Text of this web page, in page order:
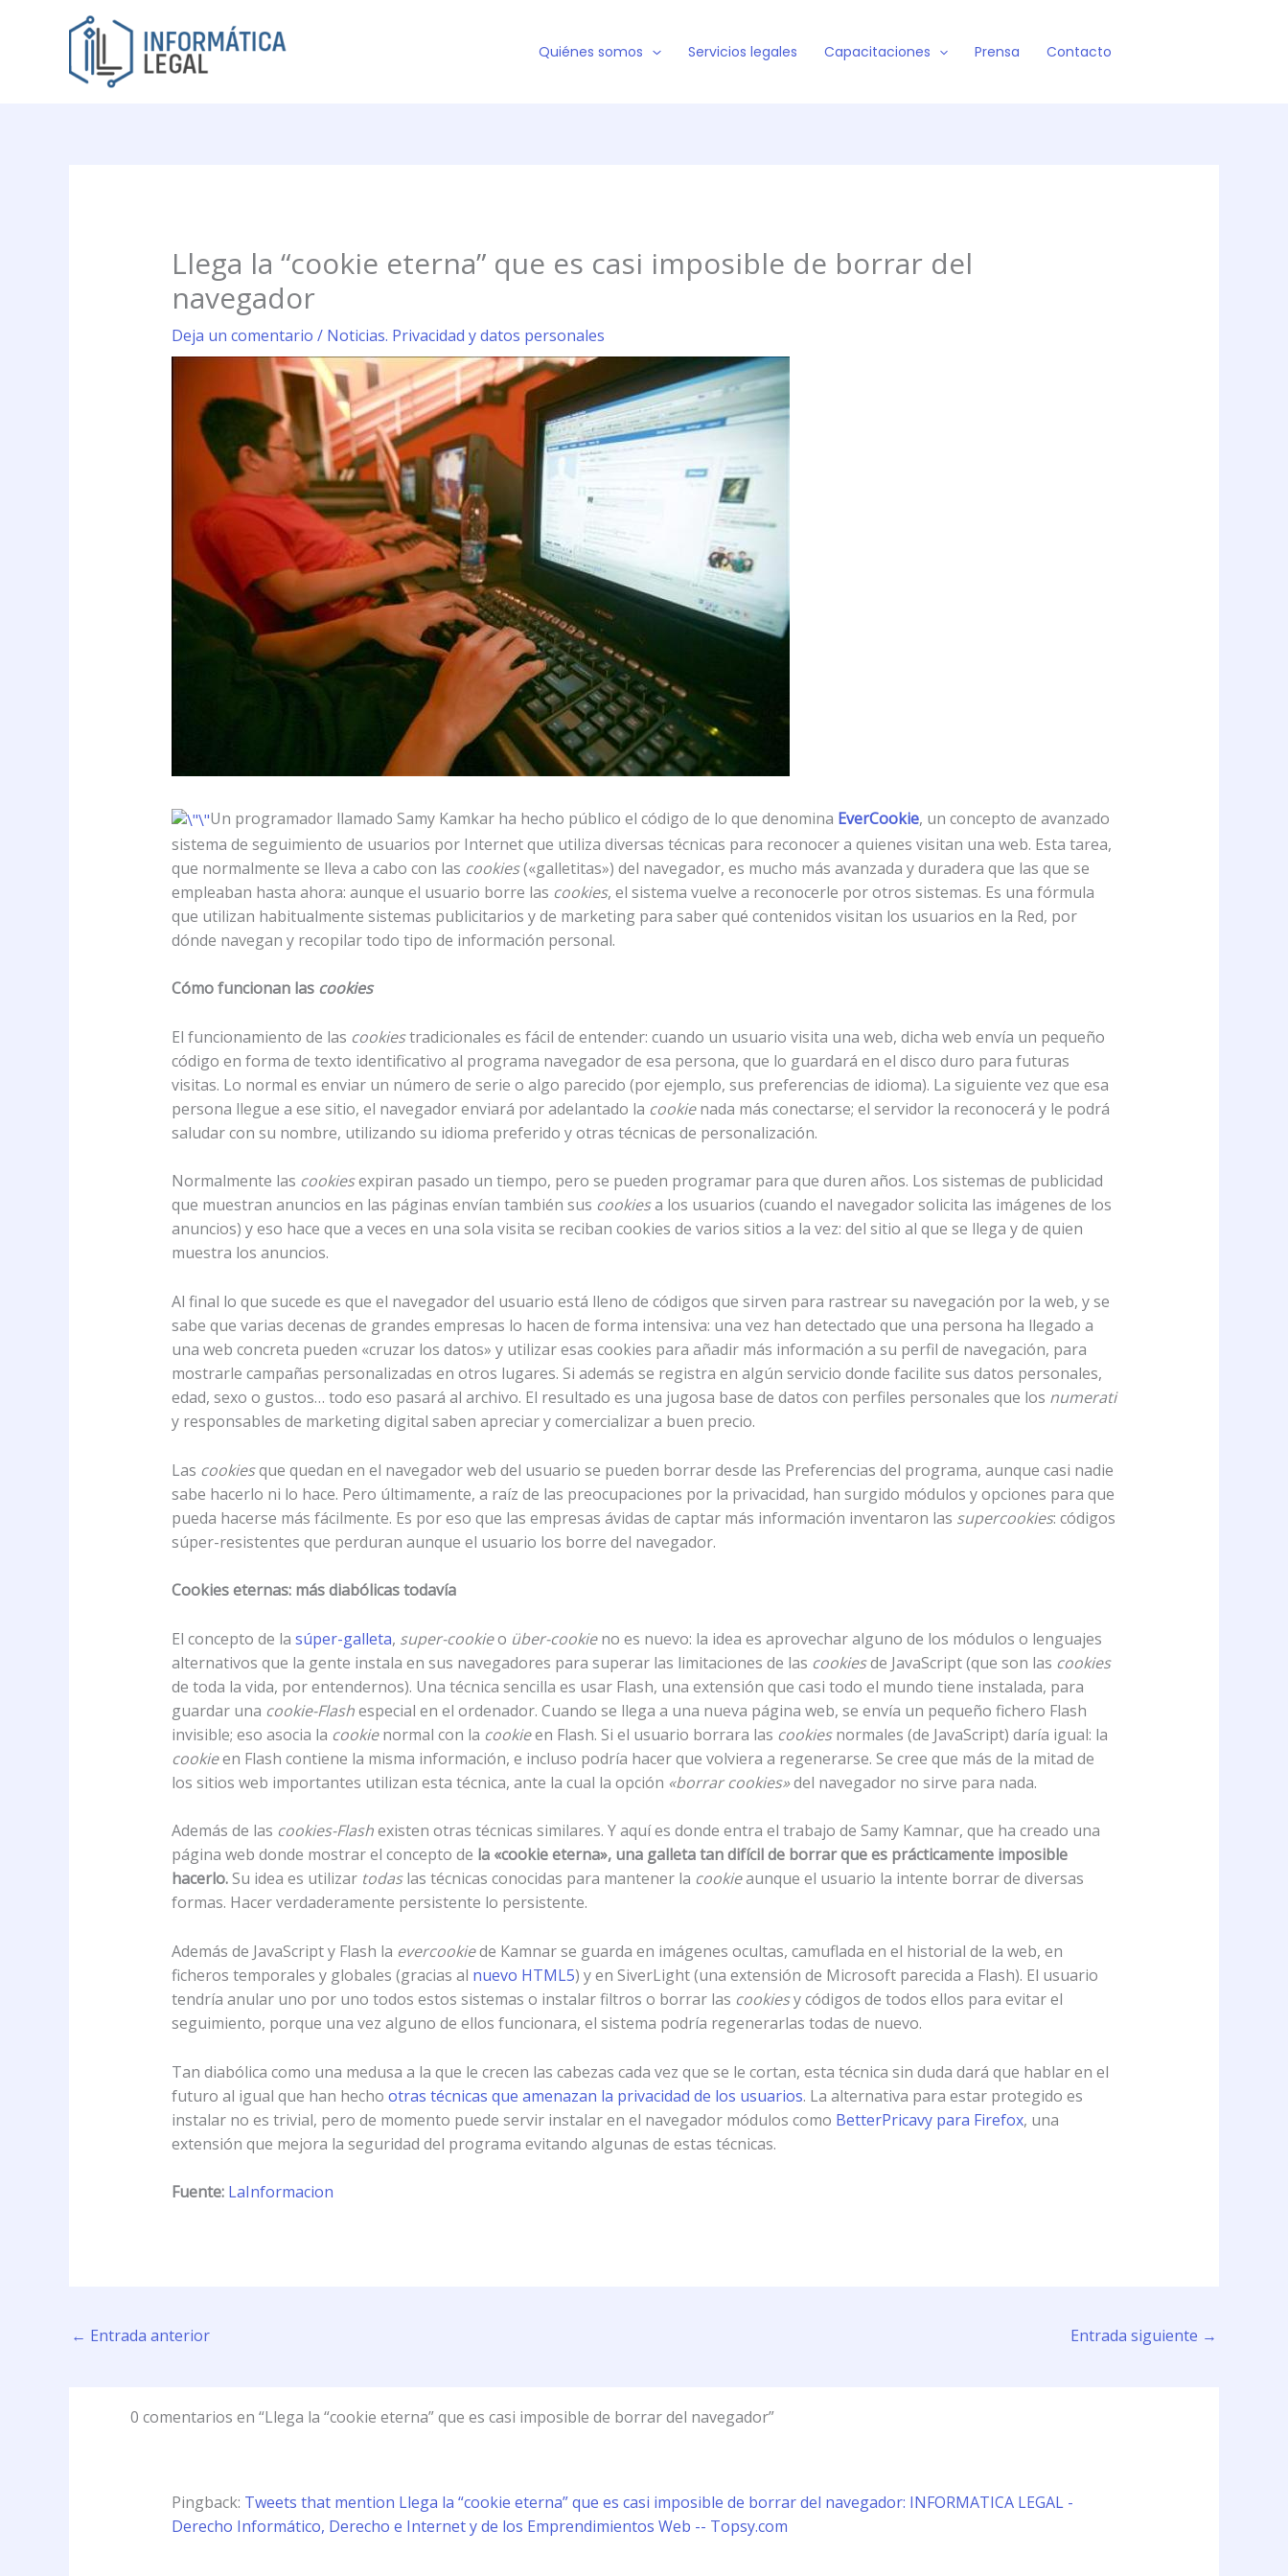
Quiénes somos Servicios legales Capacitaciones Prensa Contacto
Llega la “cookie eterna” que es casi imposible de borrar del
navegador
Deja un comentario / Noticias. Privacidad y datos personales
Un programador llamado Samy Kamkar ha hecho público el código de lo que denomina EverCookie, un concepto de avanzado
sistema de seguimiento de usuarios por Internet que utiliza diversas técnicas para reconocer a quienes visitan una web. Esta tarea,
que normalmente se lleva a cabo con las cookies(«galletitas») del navegador, es mucho más avanzada y duradera que las que se
empleaban hasta ahora: aunque el usuario borre las cookies, el sistema vuelve a reconocerle por otros sistemas. Es una fórmula
que utilizan habitualmente sistemas publicitarios y de marketing para saber qué contenidos visitan los usuarios en la Red, por
dónde navegan y recopilar todo tipo de información personal.
Cómo funcionan las cookies
El funcionamiento de las cookiestradicionales es fácil de entender: cuando un usuario visita una web, dicha web envía un pequeño
código en forma de texto identificativo al programa navegador de esa persona, que lo guardará en el disco duro para futuras
visitas. Lo normal es enviar un número de serie o algo parecido (por ejemplo, sus preferencias de idioma). La siguiente vez que esa
persona llegue a ese sitio, el navegador enviará por adelantado la cookienada más conectarse; el servidor la reconocerá y le podrá
saludar con su nombre, utilizando su idioma preferido y otras técnicas de personalización.
Normalmente las cookiesexpiran pasado un tiempo, pero se pueden programar para que duren años. Los sistemas de publicidad
que muestran anuncios en las páginas envían también sus cookiesa los usuarios (cuando el navegador solicita las imágenes de los
anuncios) y eso hace que a veces en una sola visita se reciban cookies de varios sitios a la vez: del sitio al que se llega y de quien
muestra los anuncios.
Al final lo que sucede es que el navegador del usuario está lleno de códigos que sirven para rastrear su navegación por la web, y se
sabe que varias decenas de grandes empresas lo hacen de forma intensiva: una vez han detectado que una persona ha llegado a
una web concreta pueden «cruzar los datos» y utilizar esas cookies para añadir más información a su perfil de navegación, para
mostrarle campañas personalizadas en otros lugares. Si además se registra en algún servicio donde facilite sus datos personales,
edad, sexo o gustos… todo eso pasará al archivo. El resultado es una jugosa base de datos con perfiles personales que los numerati
y responsables de marketing digital saben apreciar y comercializar a buen precio.
Las cookiesque quedan en el navegador web del usuario se pueden borrar desde las Preferencias del programa, aunque casi nadie
sabe hacerlo ni lo hace. Pero últimamente, a raíz de las preocupaciones por la privacidad, han surgido módulos y opciones para que
pueda hacerse más fácilmente. Es por eso que las empresas ávidas de captar más información inventaron las supercookies: códigos
súper-resistentes que perduran aunque el usuario los borre del navegador.
Cookies eternas: más diabólicas todavía
El concepto de la súper-galleta, super-cookieo über-cookieno es nuevo: la idea es aprovechar alguno de los módulos o lenguajes
alternativos que la gente instala en sus navegadores para superar las limitaciones de las cookiesde JavaScript (que son las cookies
de toda la vida, por entendernos). Una técnica sencilla es usar Flash, una extensión que casi todo el mundo tiene instalada, para
guardar una cookie-Flashespecial en el ordenador. Cuando se llega a una nueva página web, se envía un pequeño fichero Flash
invisible; eso asocia la cookienormal con la cookieen Flash. Si el usuario borrara las cookiesnormales (de JavaScript) daría igual: la
cookieen Flash contiene la misma información, e incluso podría hacer que volviera a regenerarse. Se cree que más de la mitad de
los sitios web importantes utilizan esta técnica, ante la cual la opción «borrar cookies»del navegador no sirve para nada.
Además de las cookies-Flashexisten otras técnicas similares. Y aquí es donde entra el trabajo de Samy Kamnar, que ha creado una
página web donde mostrar el concepto de la «cookie eterna», una galleta tan difícil de borrar que es prácticamente imposible
hacerlo.Su idea es utilizar todaslas técnicas conocidas para mantener la cookieaunque el usuario la intente borrar de diversas
formas. Hacer verdaderamente persistente lo persistente.
Además de JavaScript y Flash la evercookiede Kamnar se guarda en imágenes ocultas, camuflada en el historial de la web, en
ficheros temporales y globales (gracias al nuevo HTML5) y en SiverLight (una extensión de Microsoft parecida a Flash). El usuario
tendría anular uno por uno todos estos sistemas o instalar filtros o borrar las cookiesy códigos de todos ellos para evitar el
seguimiento, porque una vez alguno de ellos funcionara, el sistema podría regenerarlas todas de nuevo.
Tan diabólica como una medusa a la que le crecen las cabezas cada vez que se le cortan, esta técnica sin duda dará que hablar en el
futuro al igual que han hecho otras técnicas que amenazan la privacidad de los usuarios. La alternativa para estar protegido es
instalar no es trivial, pero de momento puede servir instalar en el navegador módulos como BetterPricavy para Firefox, una
extensión que mejora la seguridad del programa evitando algunas de estas técnicas.
Fuente: LaInformacion
← Entrada anterior Entrada siguiente →
0 comentarios en “Llega la “cookie eterna” que es casi imposible de borrar del navegador”
Pingback: Tweets that mention Llega la “cookie eterna” que es casi imposible de borrar del navegador: INFORMATICA LEGAL -
Derecho Informático, Derecho e Internet y de los Emprendimientos Web -- Topsy.com